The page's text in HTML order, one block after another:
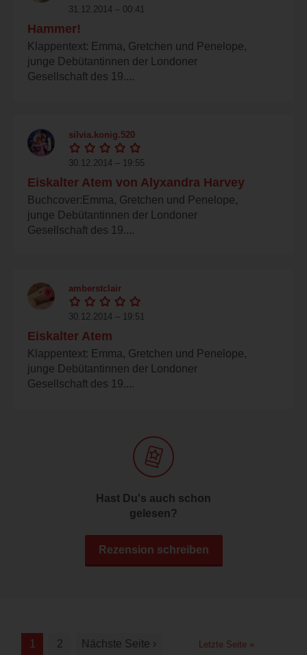
31.12.2014 – 00:41
Hammer!
Klappentext: Emma, Gretchen und Penelope,
junge Debütantinnen der Londoner
Gesellschaft des 19....
silvia.konig.520
30.12.2014 – 19:55
Eiskalter Atem von Alyxandra Harvey
Buchcover:Emma, Gretchen und Penelope,
junge Debütantinnen der Londoner
Gesellschaft des 19....
amberstclair
30.12.2014 – 19:51
Eiskalter Atem
Klappentext: Emma, Gretchen und Penelope,
junge Debütantinnen der Londoner
Gesellschaft des 19....
Hast Du's auch schon
gelesen?
Rezension schreiben
1 2 Nächste Seite › Letzte Seite »